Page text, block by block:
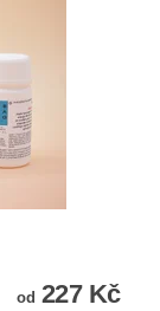
od 227 Kč